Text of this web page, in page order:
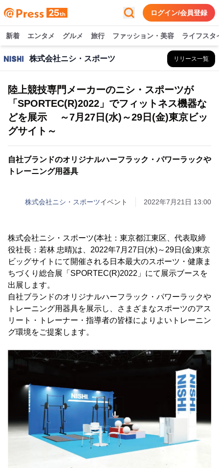
ログイン/会員登録
新着 エンタメ グルメ 旅行 ファッション・美容 ライフスタ
株式会社ニシ・スポーツ リリース一覧
陸上競技専門メーカーのニシ・スポーツが
「SPORTEC(R)2022」でフィットネス機器な
どを展示 ～7月27日(水)～29日(金)東京ビッ
グサイト～
自社ブランドのオリジナルハーフラック・パワーラックや
トレーニング用器具
株式会社ニシ・スポーツイベント 2022年7月21日 13:00
株式会社ニシ・スポーツ(本社：東京都江東区、代表取締
役社長：若林 忠晴)は、2022年7月27日(水)～29日(金)東京
ビッグサイトにて開催される日本最大のスポーツ・健康ま
ちづくり総合展「SPORTEC(R)2022」にて展示ブースを
出展します。
自社ブランドのオリジナルハーフラック・パワーラックや
トレーニング用器具を展示し、さまざまなスポーツのアス
リート・トレーナー・指導者の皆様によりよいトレーニン
グ環境をご提案します。